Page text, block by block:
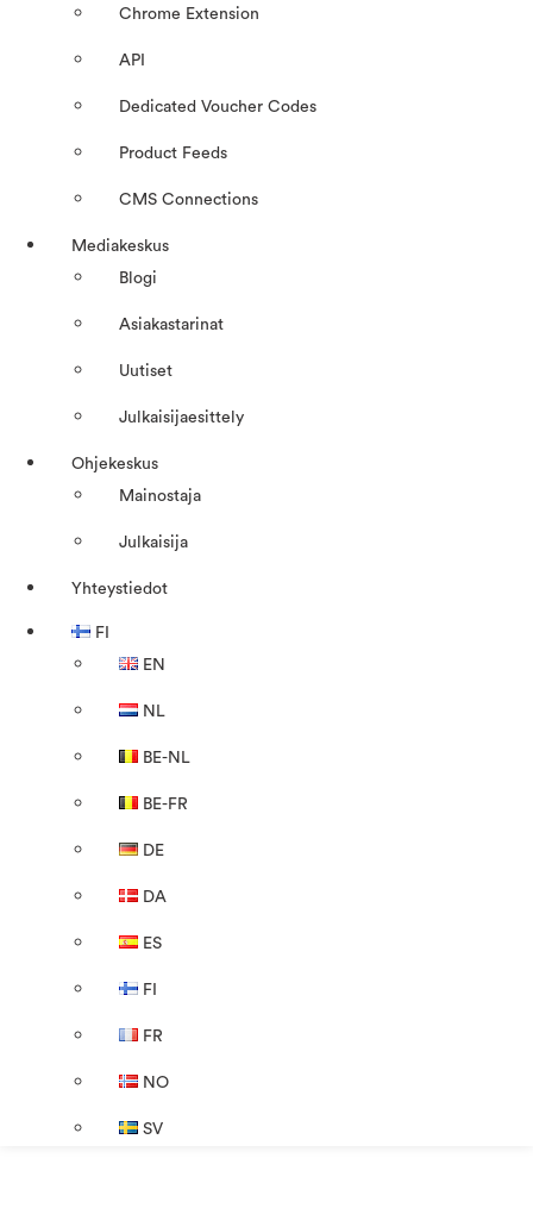
Chrome Extension
API
Dedicated Voucher Codes
Product Feeds
CMS Connections
Mediakeskus
Blogi
Asiakastarinat
Uutiset
Julkaisijaesittely
Ohjekeskus
Mainostaja
Julkaisija
Yhteystiedot
FI
EN
NL
BE-NL
BE-FR
DE
DA
ES
FI
FR
NO
SV